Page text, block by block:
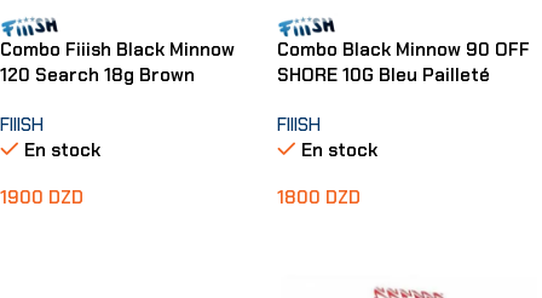
Combo Fiiish Black Minnow
120 Search 18g Brown
FIIISH
En stock
1900 DZD
Combo Black Minnow 90 OFF
SHORE 10G Bleu Pailleté
FIIISH
En stock
1800 DZD